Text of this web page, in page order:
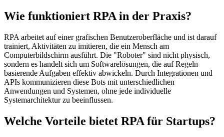
Wie funktioniert RPA in der Praxis?
RPA arbeitet auf einer grafischen Benutzeroberfläche und ist darauf
trainiert, Aktivitäten zu imitieren, die ein Mensch am
Computerbildschirm ausführt. Die "Roboter" sind nicht physisch,
sondern es handelt sich um Softwarelösungen, die auf Regeln
basierende Aufgaben effektiv abwickeln. Durch Integrationen und
APIs kommunizieren diese Bots mit unterschiedlichen
Anwendungen und Systemen, ohne jede individuelle
Systemarchitektur zu beeinflussen.
Welche Vorteile bietet RPA für Startups?